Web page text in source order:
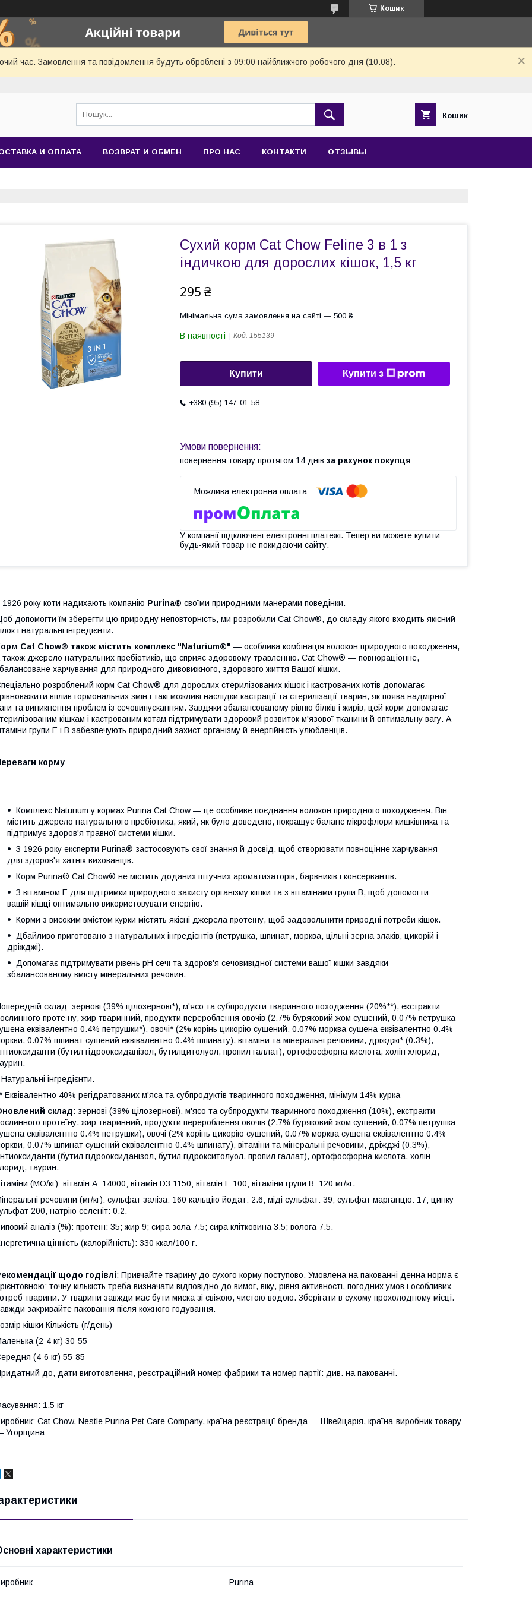
Кошик
час. Замовлення та повідомлення будуть оброблені з 09:00 найближчого робочого дня (10.08).
Кошик
И ОПЛАТА ВОЗВРАТ И ОБМЕН ПРО НАС КОНТАКТИ ОТЗЫВЫ
Сухий корм Cat Chow Feline 3 в 1 з
індичкою для дорослих кішок, 1,5 кг
295 ₴
Мінімальна сума замовлення на сайті — 500 ₴
В наявності Код: 155139
Купити Купити з
+380 (95) 147-01-58
повернення товару протягом 14 днів за рахунок покупця
У компанії підключені електронні платежі. Тепер ви можете купити
будь-який товар не покидаючи сайту.
1926 року коти надихають компанію Purina® своїми природними манерами поведінки.
допомогти їм зберегти цю природну неповторність, ми розробили Cat Chow®, до складу якого входить якісний
і натуральні інгредієнти.
Cat Chow® також містить комплекс "Naturium®" — особлива комбінація волокон природного походження,
також джерело натуральних пребіотиків, що сприяє здоровому травленню. Cat Chow® — повнораціонне,
харчування для природного дивовижного, здорового життя Вашої кішки.
розроблений корм Cat Chow® для дорослих стерилізованих кішок і кастрованих котів допомагає
вплив гормональних змін і такі можливі наслідки кастрації та стерилізації тварин, як поява надмірної
та виникнення проблем із сечовипусканням. Завдяки збалансованому рівню білків і жирів, цей корм допомагає
кішкам і кастрованим котам підтримувати здоровий розвиток м'язової тканини й оптимальну вагу. А
групи Е і В забезпечують природний захист організму й енергійність улюбленців.
корму
Комплекс Naturium у кормах Purina Cat Chow — це особливе поєднання волокон природного походження. Він
містить джерело натурального пребіотика, який, як було доведено, покращує баланс мікрофлори кишківника та
підтримує здоров'я травної системи кішки.
З 1926 року експерти Purina® застосовують свої знання й досвід, щоб створювати повноцінне харчування
для здоров'я хатніх вихованців.
Корм Purina® Cat Chow® не містить доданих штучних ароматизаторів, барвників і консервантів.
З вітаміном E для підтримки природного захисту організму кішки та з вітамінами групи B, щоб допомогти
вашій кішці оптимально використовувати енергію.
Корми з високим вмістом курки містять якісні джерела протеїну, щоб задовольнити природні потреби кішок.
Дбайливо приготовано з натуральних інгредієнтів (петрушка, шпинат, морква, цільні зерна злаків, цикорій і
дріжджі).
Допомагає підтримувати рівень pH сечі та здоров'я сечовивідної системи вашої кішки завдяки
збалансованому вмісту мінеральних речовин.
склад: зернові (39% цілозернові*), м'ясо та субпродукти тваринного походження (20%**), екстракти
протеїну, жир тваринний, продукти перероблення овочів (2.7% буряковий жом сушений, 0.07% петрушка
еквівалентно 0.4% петрушки*), овочі* (2% корінь цикорію сушений, 0.07% морква сушена еквівалентно 0.4%
0.07% шпинат сушений еквівалентно 0.4% шпинату), вітаміни та мінеральні речовини, дріжджі* (0.3%),
(бутил гідрооксиданізол, бутилцитолуол, пропил галлат), ортофосфорна кислота, холін хлорид,
інгредієнти.
Еквівалентно 40% регідратованих м'яса та субпродуктів тваринного походження, мінімум 14% курка
склад: зернові (39% цілозернові), м'ясо та субпродукти тваринного походження (10%), екстракти
протеїну, жир тваринний, продукти перероблення овочів (2.7% буряковий жом сушений, 0.07% петрушка
еквівалентно 0.4% петрушки), овочі (2% корінь цикорію сушений, 0.07% морква сушена еквівалентно 0.4%
0.07% шпинат сушений еквівалентно 0.4% шпинату), вітаміни та мінеральні речовини, дріжджі (0.3%),
(бутил гідрооксиданізол, бутил гідрокситолуол, пропил галлат), ортофосфорна кислота, холін
таурин.
(МО/кг): вітамін А: 14000; вітамін D3 1150; вітамін Е 100; вітаміни групи В: 120 мг/кг.
речовини (мг/кг): сульфат заліза: 160 кальцію йодат: 2.6; міді сульфат: 39; сульфат марганцю: 17; цинку
200, натрію селеніт: 0.2.
аналіз (%): протеїн: 35; жир 9; сира зола 7.5; сира клітковина 3.5; волога 7.5.
цінність (калорійність): 330 ккал/100 г.
щодо годівлі: Привчайте тварину до сухого корму поступово. Умовлена на пакованні денна норма є
точну кількість треба визначати відповідно до вимог, віку, рівня активності, погодних умов і особливих
тварини. У тварини завжди має бути миска зі свіжою, чистою водою. Зберігати в сухому прохолодному місці.
закривайте паковання після кожного годування.
кішки Кількість (г/день)
(2-4 кг) 30-55
(4-6 кг) 55-85
до, дати виготовлення, реєстраційний номер фабрики та номер партії: див. на пакованні.
1.5 кг
Cat Chow, Nestle Purina Pet Care Company, країна реєстрації бренда — Швейцарія, країна-виробник товару
Угорщина
характеристики
Purina